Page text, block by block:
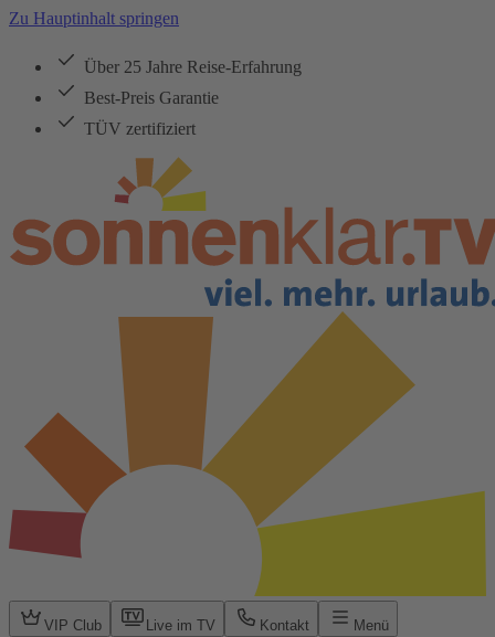
Zu Hauptinhalt springen
Über 25 Jahre Reise-Erfahrung
Best-Preis Garantie
TÜV zertifiziert
VIP Club Live im TV Kontakt Menü